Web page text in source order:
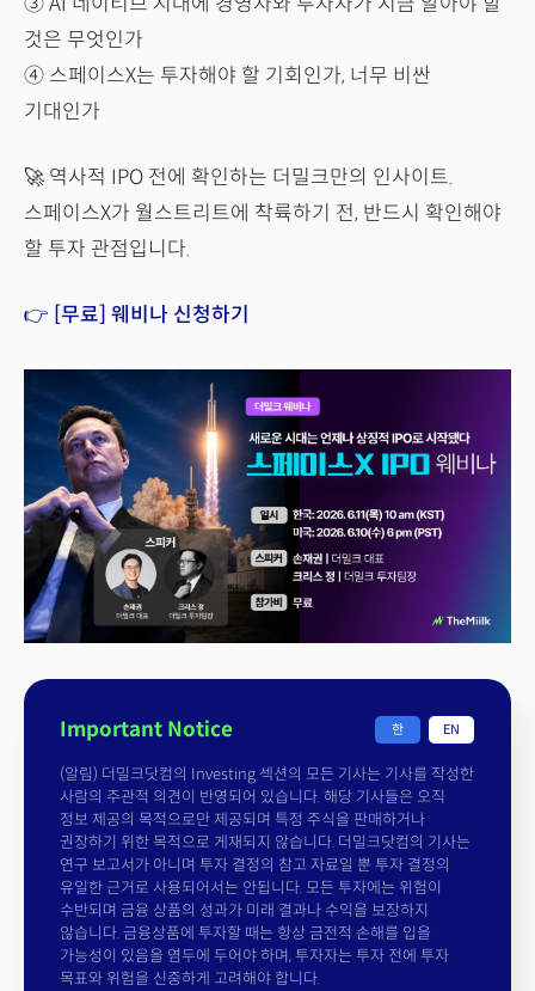
것은 무엇인가
④ 스페이스X는 투자해야 할 기회인가, 너무 비싼
기대인가
🚀 역사적 IPO 전에 확인하는 더밀크만의 인사이트.
스페이스X가 월스트리트에 착륙하기 전, 반드시 확인해야
할 투자 관점입니다.
👉 [무료] 웨비나 신청하기
Important Notice 한 EN
(알림) 더밀크닷컴의 Investing 섹션의 모든 기사는 기사를 작성한
사람의 주관적 의견이 반영되어 있습니다. 해당 기사들은 오직
정보 제공의 목적으로만 제공되며 특정 주식을 판매하거나
권장하기 위한 목적으로 게재되지 않습니다. 더밀크닷컴의 기사는
연구 보고서가 아니며 투자 결정의 참고 자료일 뿐 투자 결정의
유일한 근거로 사용되어서는 안됩니다. 모든 투자에는 위험이
수반되며 금융 상품의 성과가 미래 결과나 수익을 보장하지
않습니다. 금융상품에 투자할 때는 항상 금전적 손해를 입을
가능성이 있음을 염두에 두어야 하며, 투자자는 투자 전에 투자
목표와 위험을 신중하게 고려해야 합니다.